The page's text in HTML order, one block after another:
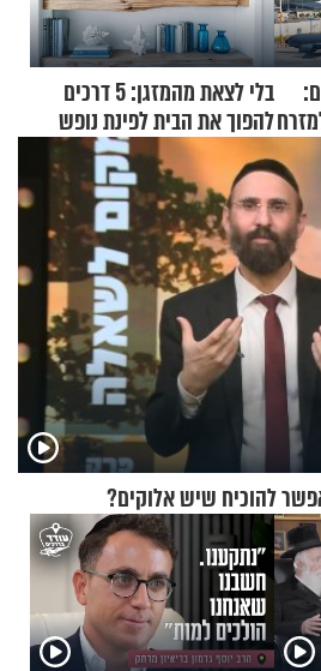
בלי לצאת מהמזגן: 5 דרכים
להפוך את הבית לפינת נופש
מעוצבת
להוכיח שיש אלוקים?